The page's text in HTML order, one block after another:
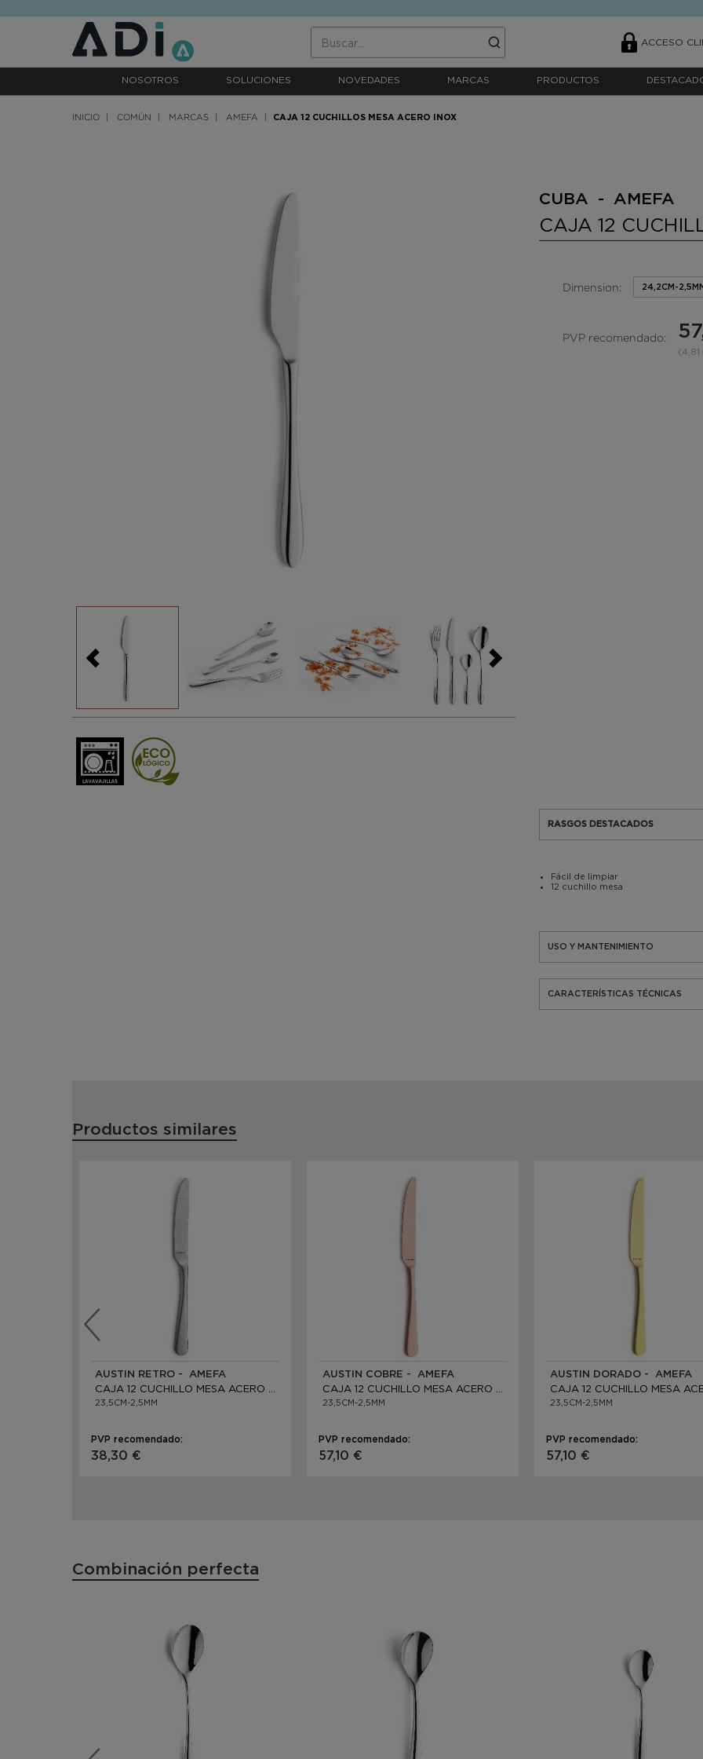
ACCESO
NOSOTROS SOLUCIONES NOVEDADES MARCAS PRODUCTOS
INICIO COMÚN MARCAS AMEFA CAJA 12 CUCHILLOS MESA ACERO INOX
CUBA - AMEFA
CAJA 12
Dimension: 24,2CM-
PVP recomendado:
(4,81
RASGOS DESTACADOS
Fácil de limpiar
12 cuchillo mesa
USO Y MANTENIMIENTO
CARACTERÍSTICAS TÉCNICAS
Productos similares
AUSTIN RETRO - AMEFA
23,5CM-2,5MM
PVP recomendado:
38,30 €
AUSTIN COBRE - AMEFA
23,5CM-2,5MM
PVP recomendado:
57,10 €
AUSTIN DORADO - AMEFA
23,5CM-2,5MM
PVP recomendado:
57,10 €
Combinación perfecta